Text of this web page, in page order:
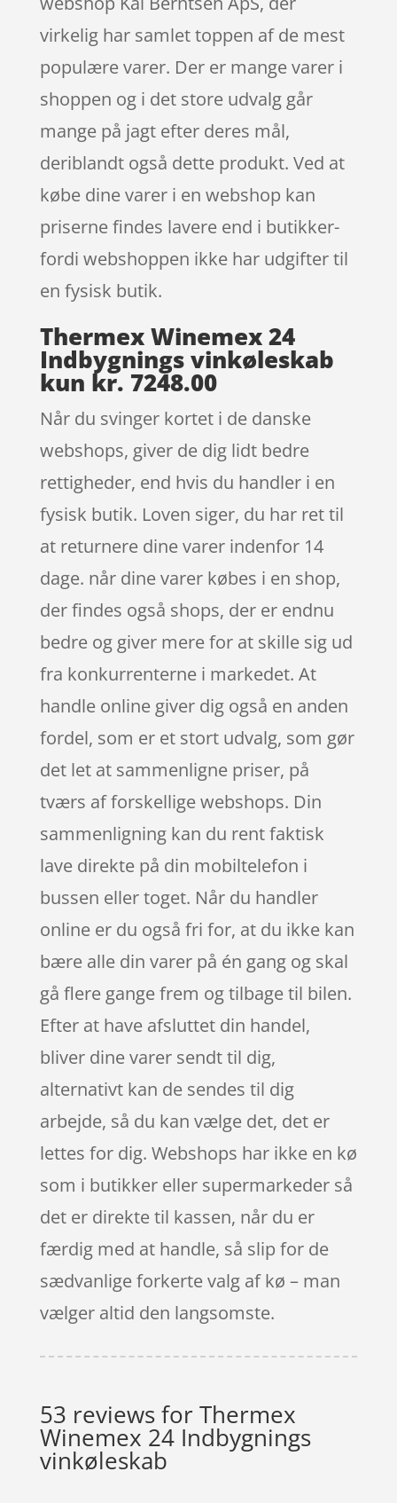
virkelig har samlet toppen af de mest
populære varer. Der er mange varer i
shoppen og i det store udvalg går
mange på jagt efter deres mål,
deriblandt også dette produkt. Ved at
købe dine varer i en webshop kan
priserne findes lavere end i butikker-
fordi webshoppen ikke har udgifter til
en fysisk butik.
Thermex Winemex 24
Indbygnings vinkøleskab
kun kr. 7248.00
Når du svinger kortet i de danske
webshops, giver de dig lidt bedre
rettigheder, end hvis du handler i en
fysisk butik. Loven siger, du har ret til
at returnere dine varer indenfor 14
dage. når dine varer købes i en shop,
der findes også shops, der er endnu
bedre og giver mere for at skille sig ud
fra konkurrenterne i markedet. At
handle online giver dig også en anden
fordel, som er et stort udvalg, som gør
det let at sammenligne priser, på
tværs af forskellige webshops. Din
sammenligning kan du rent faktisk
lave direkte på din mobiltelefon i
bussen eller toget. Når du handler
online er du også fri for, at du ikke kan
bære alle din varer på én gang og skal
gå flere gange frem og tilbage til bilen.
Efter at have afsluttet din handel,
bliver dine varer sendt til dig,
alternativt kan de sendes til dig
arbejde, så du kan vælge det, det er
lettes for dig. Webshops har ikke en kø
som i butikker eller supermarkeder så
det er direkte til kassen, når du er
færdig med at handle, så slip for de
sædvanlige forkerte valg af kø – man
vælger altid den langsomste.
53 reviews forThermex
Winemex 24 Indbygnings
vinkøleskab